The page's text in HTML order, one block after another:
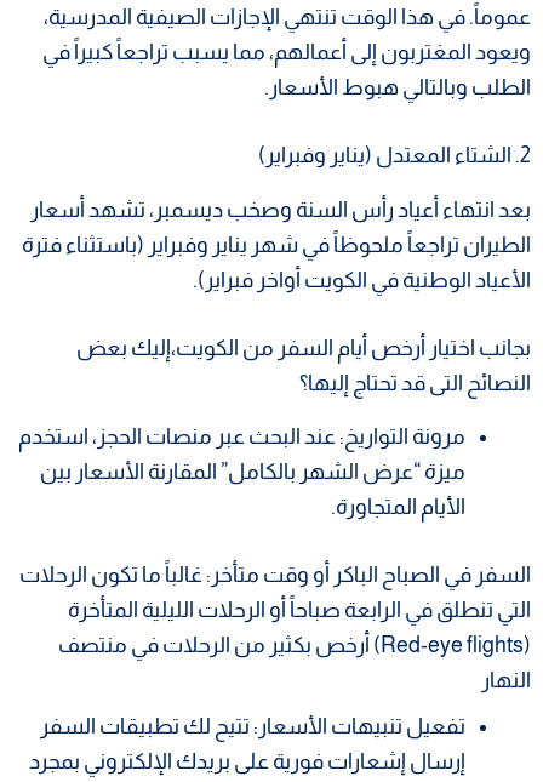
عموماً. في هذا الوقت تنتهي الإجازات الصيفية المدرسية،
ويعود المغتربون إلى أعمالهم، مما يسبب تراجعاً كبيراً في
الطلب وبالتالي هبوط الأسعار.
​2. الشتاء المعتدل (يناير وفبراير)
​بعد انتهاء أعياد رأس السنة وصخب ديسمبر، تشهد أسعار
الطيران تراجعاً ملحوظاً في شهر يناير وفبراير (باستثناء فترة
الأعياد الوطنية في الكويت أواخر فبراير).
بجانب اختيار أرخص أيام السفر من الكويت،إليك بعض
النصائح التى قد تحتاج إليها؟
مرونة التواريخ: عند البحث عبر منصات الحجز، استخدم
ميزة “عرض الشهر بالكامل” المقارنة الأسعار بين
الأيام المتجاورة.
​السفر في الصباح الباكر أو وقت متأخر: غالباً ما تكون الرحلات
التي تنطلق في الرابعة صباحاً أو الرحلات الليلية المتأخرة
(Red-eye flights) أرخص بكثير من الرحلات في منتصف
النهار
​تفعيل تنبيهات الأسعار: تتيح لك تطبيقات السفر
إرسال إشعارات فورية على بريدك الإلكتروني بمجرد